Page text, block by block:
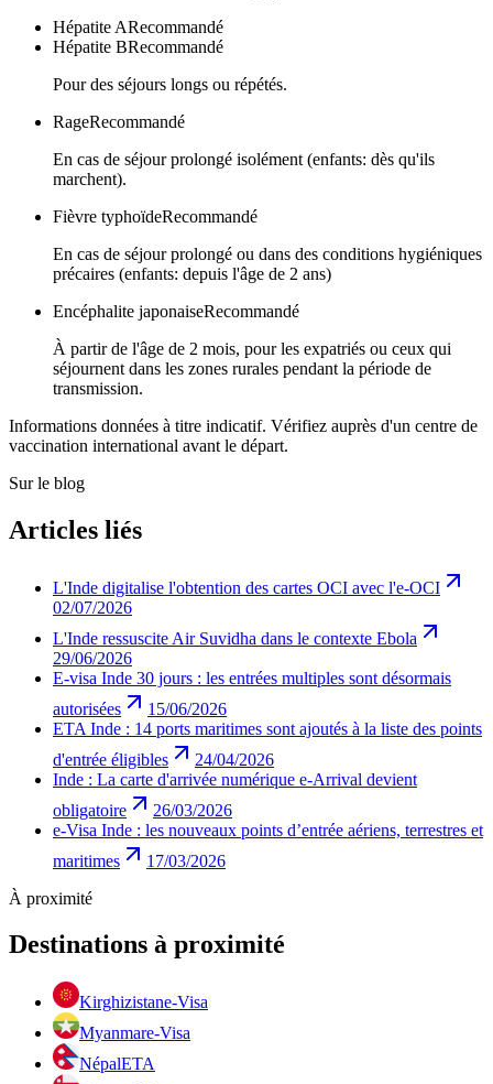
Hépatite ARecommandé
Hépatite BRecommandé
Pour des séjours longs ou répétés.
RageRecommandé
En cas de séjour prolongé isolément (enfants: dès qu'ils
marchent).
Fièvre typhoïdeRecommandé
En cas de séjour prolongé ou dans des conditions hygiéniques
précaires (enfants: depuis l'âge de 2 ans)
Encéphalite japonaiseRecommandé
À partir de l'âge de 2 mois, pour les expatriés ou ceux qui
séjournent dans les zones rurales pendant la période de
transmission.
Informations données à titre indicatif. Vérifiez auprès d'un centre de
vaccination international avant le départ.
Sur le blog
Articles liés
L'Inde digitalise l'obtention des cartes OCI avec l'e-OCI
02/07/2026
L'Inde ressuscite Air Suvidha dans le contexte Ebola
29/06/2026
E-visa Inde 30 jours : les entrées multiples sont désormais
autorisées
15/06/2026
ETA Inde : 14 ports maritimes sont ajoutés à la liste des points
d'entrée éligibles
24/04/2026
Inde : La carte d'arrivée numérique e-Arrival devient
obligatoire
26/03/2026
e-Visa Inde : les nouveaux points d’entrée aériens, terrestres et
maritimes
17/03/2026
À proximité
Destinations à proximité
Kirghizistane-Visa
Myanmare-Visa
NépalETA